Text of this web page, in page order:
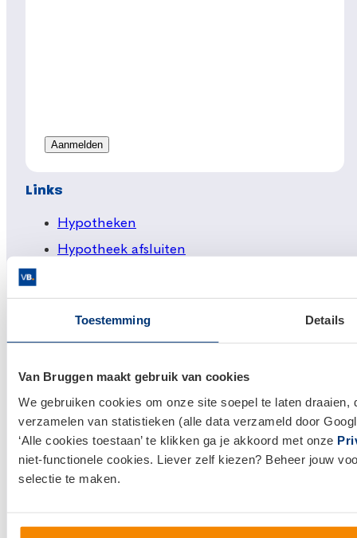
Toestemming Details
Van Bruggen maakt gebruik van cookies
We gebruiken cookies om onze site soepel te laten
verzamelen van statistieken (alle data verzameld door
‘Alle cookies toestaan’ te klikken ga je akkoord met onze
niet-functionele cookies. Liever zelf kiezen? Beheer jouw
selectie te maken.
Links
Hypotheken
Hypotheek afsluiten
Financieel Advies
Verzekeringsadvies
Huis kopen
Huis verkopen
Klantenservice en contact
Bezoek eenvestiging